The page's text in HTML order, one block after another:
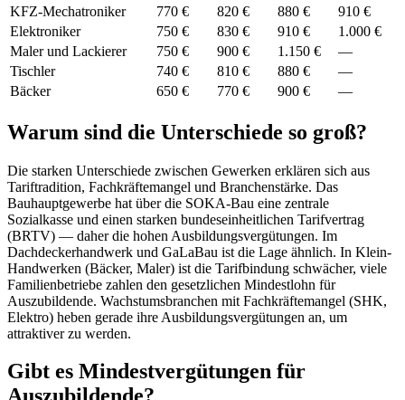
KFZ-Mechatroniker
770 € 820 € 880 €
910 €
Elektroniker
750 € 830 € 910 €
1.000 €
Maler und Lackierer
750 € 900 € 1.150 €
—
Tischler
740 € 810 € 880 €
—
Bäcker
650 € 770 € 900 € —
Warum sind die Unterschiede so groß?
Die starken Unterschiede zwischen Gewerken erklären sich aus
Tariftradition, Fachkräftemangel und Branchenstärke. Das
Bauhauptgewerbe hat über die SOKA-Bau eine zentrale
Sozialkasse und einen starken bundeseinheitlichen Tarifvertrag
(BRTV) — daher die hohen Ausbildungsvergütungen. Im
Dachdeckerhandwerk und GaLaBau ist die Lage ähnlich. In Klein-
Handwerken (Bäcker, Maler) ist die Tarifbindung schwächer, viele
Familienbetriebe zahlen den gesetzlichen Mindestlohn für
Auszubildende. Wachstumsbranchen mit Fachkräftemangel (SHK,
Elektro) heben gerade ihre Ausbildungsvergütungen an, um
attraktiver zu werden.
Gibt es Mindestvergütungen für